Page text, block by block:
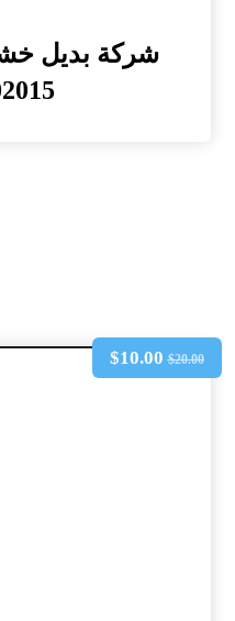
شركة بديل
$20.00
$10.00